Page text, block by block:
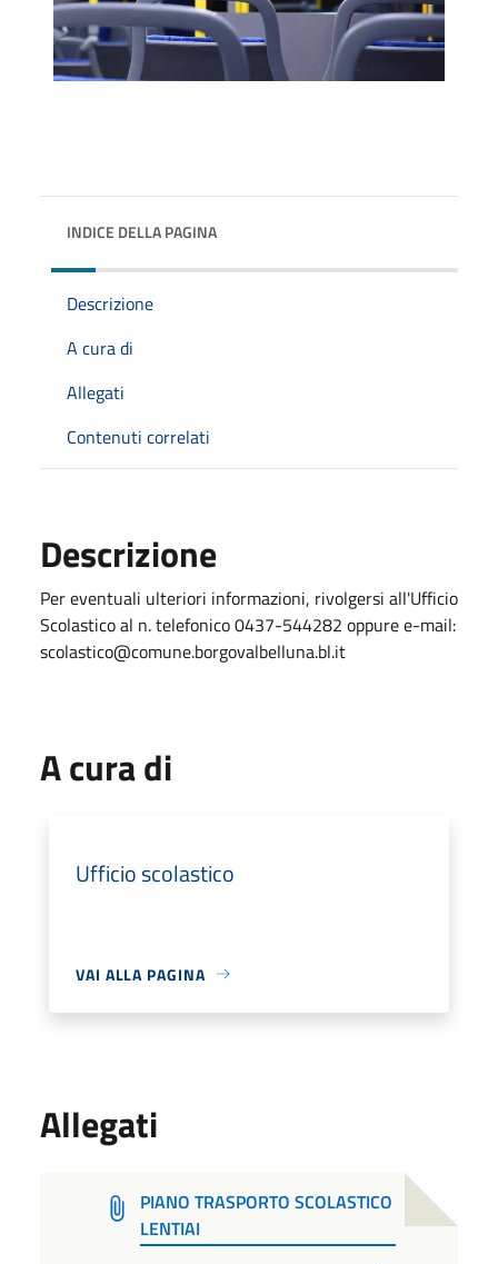
INDICE DELLA PAGINA
Descrizione
A cura di
Allegati
Contenuti correlati
Descrizione
Per eventuali ulteriori informazioni, rivolgersi all'Ufficio
Scolastico al n. telefonico 0437-544282 oppure e-mail:
scolastico@comune.borgovalbelluna.bl.it
A cura di
Ufficio scolastico
VAI ALLA PAGINA
Allegati
PIANO TRASPORTO SCOLASTICO
LENTIAI